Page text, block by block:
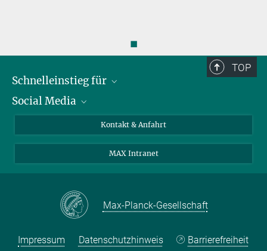
◼
TOP
Schnelleinstieg für
Journalist*innen
Bewerbende
Schüler*innen und Lehrkräfte
Social Media
Instagram
LinkedIn
Facebook
Kontakt & Anfahrt
MAX Intranet
Max-Planck-Gesellschaft
Impressum Datenschutzhinweis Barrierefreiheit